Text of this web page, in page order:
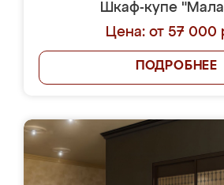
Шкаф-купе
Цена: от 57 000
ПОДРОБНЕЕ